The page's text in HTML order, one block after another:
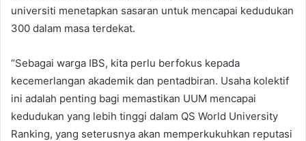
universiti menetapkan sasaran untuk mencapai kedudukan
300 dalam masa terdekat.
“Sebagai warga IBS, kita perlu berfokus kepada
kecemerlangan akademik dan pentadbiran. Usaha kolektif
ini adalah penting bagi memastikan UUM mencapai
kedudukan yang lebih tinggi dalam QS World University
Ranking, yang seterusnya akan memperkukuhkan reputasi